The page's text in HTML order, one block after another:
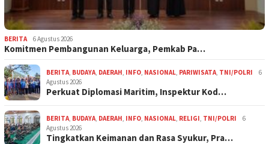
BERITA 6 Agustus 2026
Komitmen Pembangunan Keluarga, Pemkab Pa…
BERITA BUDAYA DAERAH INFO NASIONAL PARIWISATA TNI/POLRI
6
Agustus 2026
Perkuat Diplomasi Maritim, Inspektur Kod…
BERITA BUDAYA DAERAH INFO NASIONAL RELIGI TNI/POLRI
6
Agustus 2026
Tingkatkan Keimanan dan Rasa Syukur, Pra…